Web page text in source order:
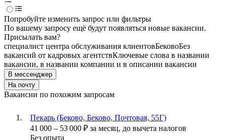
Попробуйте изменить запрос или фильтры
По вашему запросу ещё будут появляться новые вакансии.
Присылать вам?
специалист центра обслуживания клиентовБековоБез
вакансий от кадровых агентствКлючевые слова в названии
вакансии, в названии компании и в описании вакансии
В мессенджер
На почту
Вакансии по похожим запросам
Пекарь (Беково, Беково, Почтовая, 55Г)
41 000 – 53 000 ₽ за месяц, до вычета налогов
Без опыта